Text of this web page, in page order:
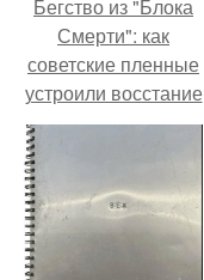
Бегство из "Блока
Смерти": как
советские пленные
устроили восстание
в концлагере.